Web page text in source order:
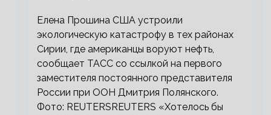
Елена Прошина США устроили
экологическую катастрофу в тех районах
Сирии, где американцы воруют нефть,
сообщает ТАСС со ссылкой на первого
заместителя постоянного представителя
России при ООН Дмитрия Полянского.
Фото: REUTERSREUTERS «Хотелось бы